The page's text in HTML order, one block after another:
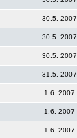
30.5. 2007
30.5. 2007
30.5. 2007
31.5. 2007
1.6. 2007
1.6. 2007
1.6. 2007